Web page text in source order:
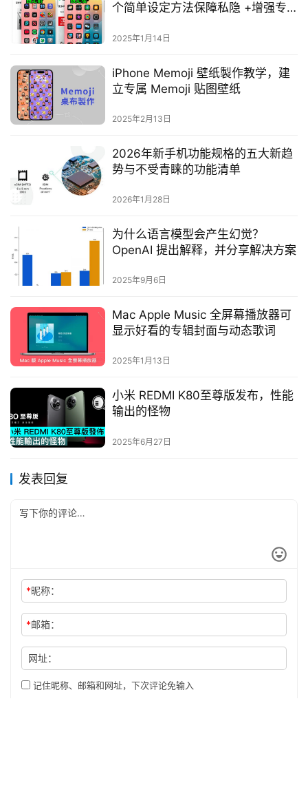
个简单设定方法保障私隐 +增强专
2025年1月14日
iPhone Memoji 壁纸製作教学，建
立专属 Memoji 贴图壁纸
2025年2月13日
2026年新手机功能规格的五大新趋
势与不受青睐的功能清单
2026年1月28日
为什么语言模型会产生幻觉？
OpenAI 提出解释，并分享解决方案
2025年9月6日
Mac Apple Music 全屏幕播放器可
显示好看的专辑封面与动态歌词
2025年1月13日
小米 REDMI K80至尊版发布，性能
输出的怪物
2025年6月27日
发表回复
*昵称：
*邮箱：
网址：
记住昵称、邮箱和网址，下次评论免输入